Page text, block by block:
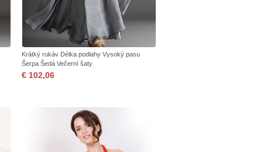
Krátký rukáv Délka podlahy Vysoký pasu
Šerpa Šedá Večerní šaty
€ 102,06